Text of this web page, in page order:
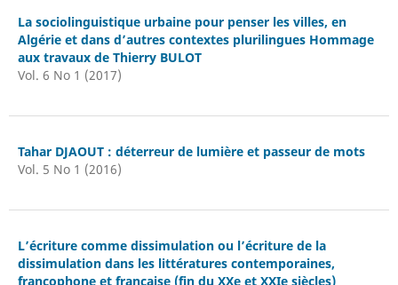
La sociolinguistique urbaine pour penser les villes, en
Algérie et dans d’autres contextes plurilingues Hommage
aux travaux de Thierry BULOT
Vol. 6 No 1 (2017)
Tahar DJAOUT : déterreur de lumière et passeur de mots
Vol. 5 No 1 (2016)
L’écriture comme dissimulation ou l’écriture de la
dissimulation dans les littératures contemporaines,
francophone et française (fin du XXe et XXIe siècles)